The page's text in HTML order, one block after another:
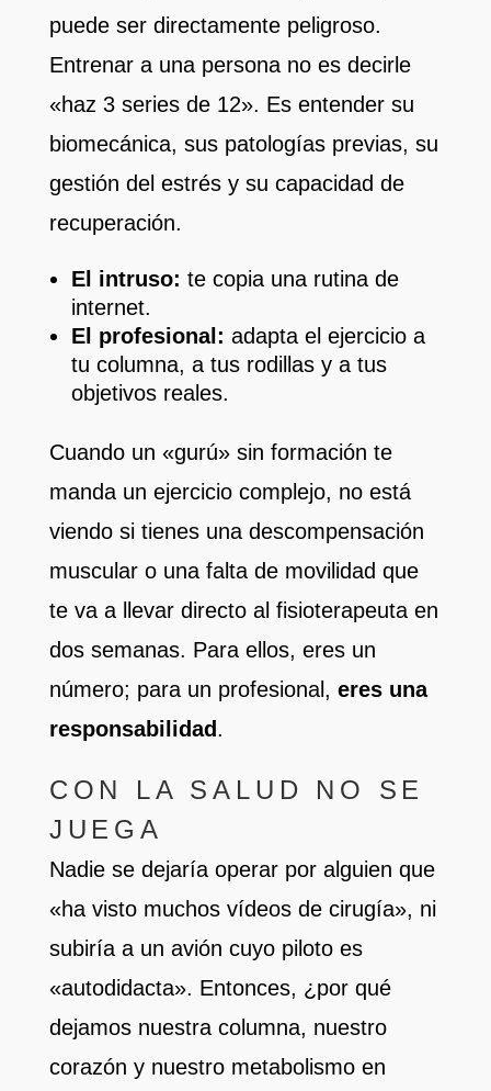
puede ser directamente peligroso.
Entrenar a una persona no es decirle
«haz 3 series de 12». Es entender su
biomecánica, sus patologías previas, su
gestión del estrés y su capacidad de
recuperación.
El intruso: te copia una rutina de
internet.
El profesional: adapta el ejercicio a
tu columna, a tus rodillas y a tus
objetivos reales.
Cuando un «gurú» sin formación te
manda un ejercicio complejo, no está
viendo si tienes una descompensación
muscular o una falta de movilidad que
te va a llevar directo al fisioterapeuta en
dos semanas. Para ellos, eres un
número; para un profesional, eres una
responsabilidad.
CON LA SALUD NO SE
JUEGA
Nadie se dejaría operar por alguien que
«ha visto muchos vídeos de cirugía», ni
subiría a un avión cuyo piloto es
«autodidacta». Entonces, ¿por qué
dejamos nuestra columna, nuestro
corazón y nuestro metabolismo en